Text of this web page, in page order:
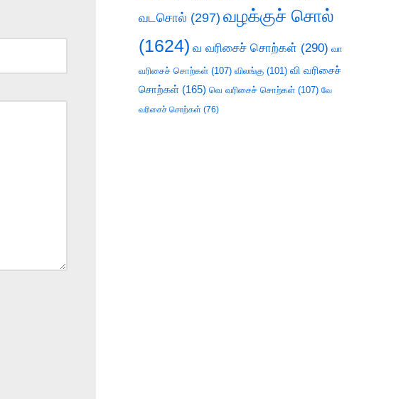
வடசொல் (297) வழக்குச் சொல்
(1624) வ வரிசைச் சொற்கள் (290) வா
வரிசைச் சொற்கள் (107) விலங்கு (101) வி வரிசைச்
சொற்கள் (165) வெ வரிசைச் சொற்கள் (107) வே
வரிசைச் சொற்கள் (76)